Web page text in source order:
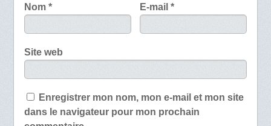
Nom * E-mail*
Site web
Enregistrer mon nom, mon e-mail et mon site
dans le navigateur pour mon prochain